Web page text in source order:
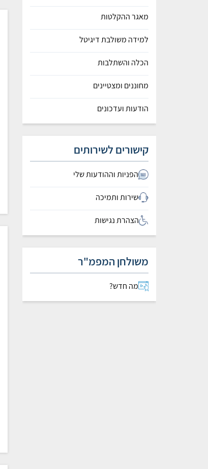
מאגר ההקלטות
למידה משולבת דיגיטל
הכלה והשתלבות
מחוננים ומצטיינים
הודעות ועדכונים
קישורים לשירותים
הפניות וההודעות שלי
שירות ותמיכה
הצהרת נגישות
משולחן המפמ"ר
מה חדש?